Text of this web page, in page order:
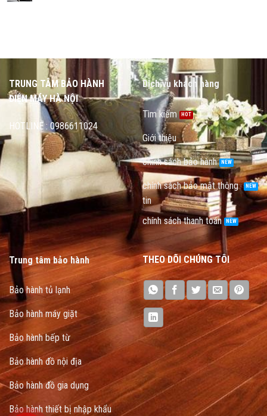
TRUNG TÂM BẢO HÀNH
ĐIỆN MÁY HÀ NỘI
HOTLINE : 0986611024
Dịch vụ khách hàng
Tìm kiếm
Giới thiệu
chính sách bảo hành
chính sách bảo mật thông
tin
chính sách thanh toán
Trung tâm bảo hành
Bảo hành tủ lạnh
Bảo hành máy giặt
Bảo hành bếp từ
Bảo hành đồ nội địa
Bảo hành đồ gia dụng
Bảo hành thiết bị nhập khẩu
THEO DÕI CHÚNG TÔI